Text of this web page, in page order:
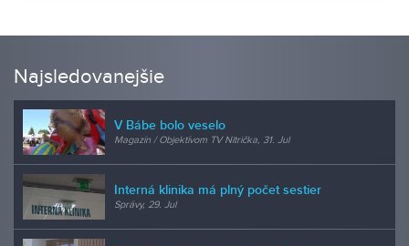
Najsledovanejšie
V Bábe bolo veselo
Magazín / Objektívom TV Nitrička, 31. Jul
Interná klinika má plný počet sestier
Správy, 29. Jul